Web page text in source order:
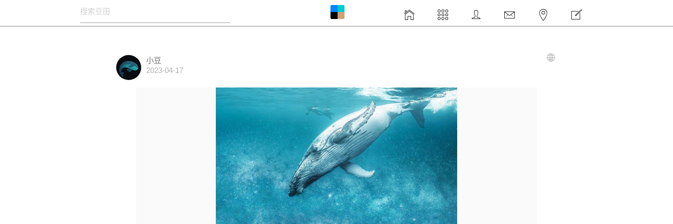
小豆
2023-04-17